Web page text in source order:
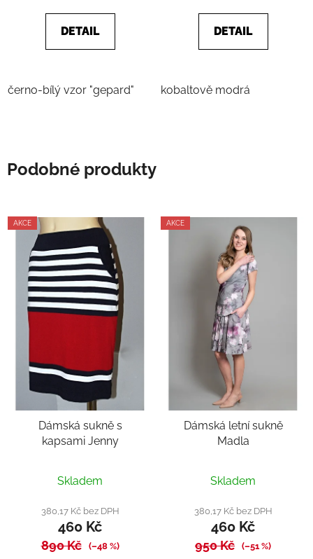
DETAIL
černo-bílý vzor "gepard"
DETAIL
kobaltově modrá
Podobné produkty
AKCE
Dámská sukně s
kapsami Jenny
hodnocení
produktu
je
5,0
Skladem
380,17 Kč bez DPH
460 Kč
890 Kč (–48 %)
AKCE
Dámská letní sukně
Madla
Skladem
380,17 Kč bez DPH
460 Kč
950 Kč (–51 %)